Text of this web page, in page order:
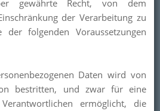
gewährte Recht, von dem
der Verarbeitung zu
folgenden Voraussetzungen
Daten wird von
bestritten, und zwar für eine
ermöglicht, die